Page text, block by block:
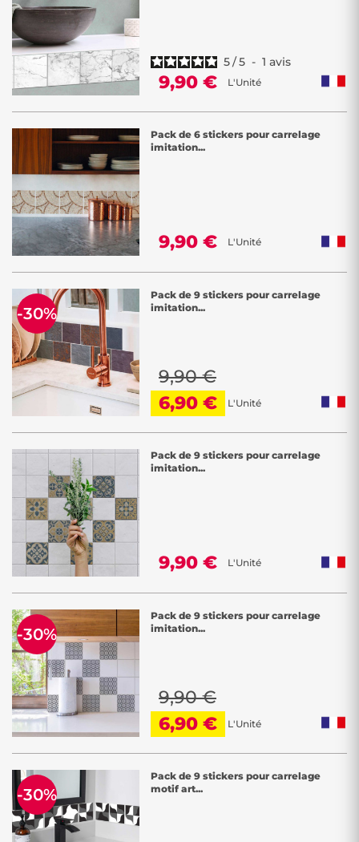
5/5 - 1 avis
9,90 € L'Unité
Pack de 6 stickers pour carrelage
imitation...
9,90 € L'Unité
Pack de 9 stickers pour carrelage
imitation...
9,90 €
6,90 €
L'Unité
-30%
Pack de 9 stickers pour carrelage
imitation...
9,90 € L'Unité
Pack de 9 stickers pour carrelage
imitation...
9,90 €
6,90 €
L'Unité
-30%
Pack de 9 stickers pour carrelage
motif art...
-30%